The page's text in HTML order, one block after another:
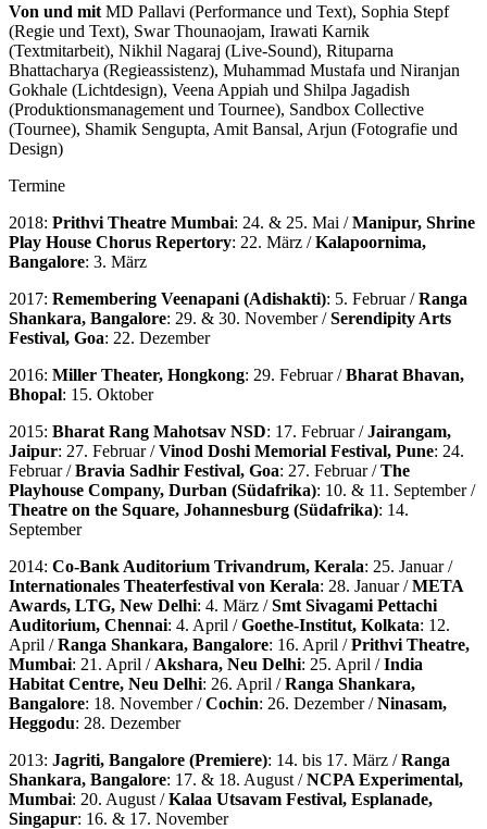
Von und mit MD Pallavi (Performance und Text), Sophia Stepf
(Regie und Text), Swar Thounaojam, Irawati Karnik
(Textmitarbeit), Nikhil Nagaraj (Live-Sound), Rituparna
Bhattacharya (Regieassistenz), Muhammad Mustafa und Niranjan
Gokhale (Lichtdesign), Veena Appiah und Shilpa Jagadish
(Produktionsmanagement und Tournee), Sandbox Collective
(Tournee), Shamik Sengupta, Amit Bansal, Arjun (Fotografie und
Design)
Termine
2018: Prithvi Theatre Mumbai: 24. & 25. Mai /Manipur, Shrine
Play House Chorus Repertory: 22. März /Kalapoornima,
Bangalore: 3. März
2017: Remembering Veenapani (Adishakti): 5. Februar /Ranga
Shankara, Bangalore: 29. & 30. November /Serendipity Arts
Festival, Goa: 22. Dezember
2016: Miller Theater, Hongkong: 29. Februar /Bharat Bhavan,
Bhopal: 15. Oktober
2015: Bharat Rang Mahotsav NSD: 17. Februar /Jairangam,
Jaipur: 27. Februar /Vinod Doshi Memorial Festival, Pune: 24.
Februar /Bravia Sadhir Festival, Goa: 27. Februar /The
Playhouse Company, Durban (Südafrika): 10. & 11. September /
Theatre on the Square, Johannesburg (Südafrika): 14.
September
2014: Co-Bank Auditorium Trivandrum, Kerala: 25. Januar /
Internationales Theaterfestival von Kerala: 28. Januar /META
Awards, LTG, New Delhi: 4. März /Smt Sivagami Pettachi
Auditorium, Chennai: 4. April /Goethe-Institut, Kolkata: 12.
April /Ranga Shankara, Bangalore: 16. April /Prithvi Theatre,
Mumbai: 21. April / Akshara, Neu Delhi: 25. April /India
Habitat Centre, Neu Delhi: 26. April /Ranga Shankara,
Bangalore: 18. November /Cochin: 26. Dezember /Ninasam,
Heggodu: 28. Dezember
2013: Jagriti, Bangalore (Premiere): 14. bis 17. März /Ranga
Shankara, Bangalore: 17. & 18. August /NCPA Experimental,
Mumbai: 20. August /Kalaa Utsavam Festival, Esplanade,
Singapur: 16. & 17. November